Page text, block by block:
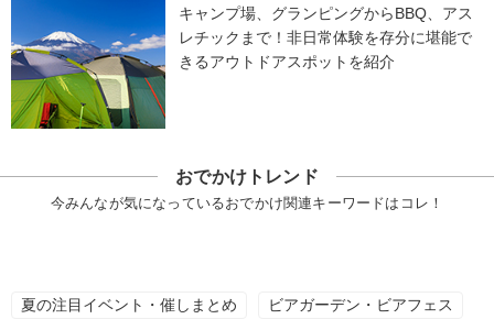
キャンプ場、グランピングからBBQ、アス
レチックまで！非日常体験を存分に堪能で
きるアウトドアスポットを紹介
おでかけトレンド
今みんなが気になっているおでかけ関連キーワードはコレ！
夏の注目イベント・催しまとめ ビアガーデン・ビアフェス